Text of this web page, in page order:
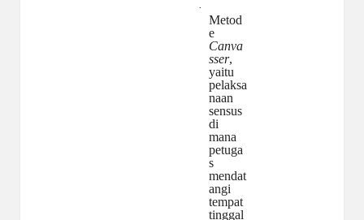
·
Metod
e
Canva
sser,
yaitu
pelaksa
naan
sensus
di
mana
petuga
s
mendat
angi
tempat
tinggal